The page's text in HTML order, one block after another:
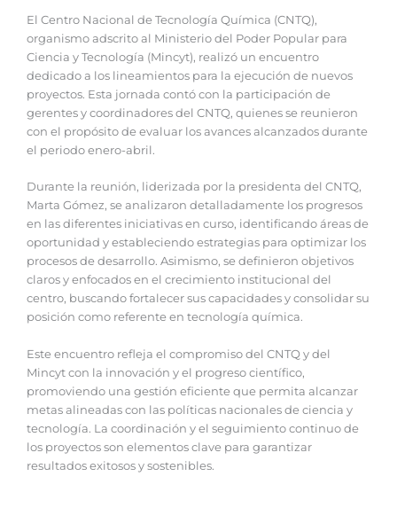
El Centro Nacional de Tecnología Química (CNTQ),
organismo adscrito al Ministerio del Poder Popular para
Ciencia y Tecnología (Mincyt), realizó un encuentro
dedicado a los lineamientos para la ejecución de nuevos
proyectos. Esta jornada contó con la participación de
gerentes y coordinadores del CNTQ, quienes se reunieron
con el propósito de evaluar los avances alcanzados durante
el periodo enero-abril.
Durante la reunión, liderizada por la presidenta del CNTQ,
Marta Gómez, se analizaron detalladamente los progresos
en las diferentes iniciativas en curso, identificando áreas de
oportunidad y estableciendo estrategias para optimizar los
procesos de desarrollo. Asimismo, se definieron objetivos
claros y enfocados en el crecimiento institucional del
centro, buscando fortalecer sus capacidades y consolidar su
posición como referente en tecnología química.
Este encuentro refleja el compromiso del CNTQ y del
Mincyt con la innovación y el progreso científico,
promoviendo una gestión eficiente que permita alcanzar
metas alineadas con las políticas nacionales de ciencia y
tecnología. La coordinación y el seguimiento continuo de
los proyectos son elementos clave para garantizar
resultados exitosos y sostenibles.